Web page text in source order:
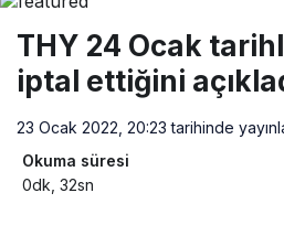
THY 24 Ocak
iptal ettiğini
23 Ocak 2022, 20:23 tarihinde
Okuma süresi
0dk, 32sn